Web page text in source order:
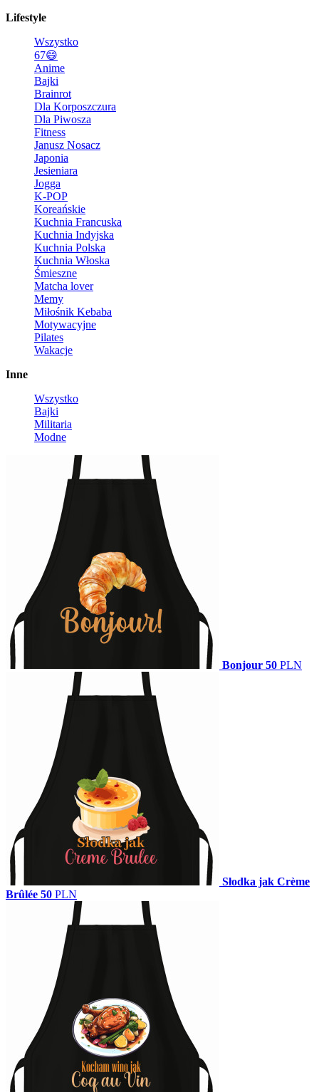
Lifestyle
Wszystko
67😄
Anime
Bajki
Brainrot
Dla Korposzczura
Dla Piwosza
Fitness
Janusz Nosacz
Japonia
Jesieniara
Jogga
K-POP
Koreańskie
Kuchnia Francuska
Kuchnia Indyjska
Kuchnia Polska
Kuchnia Włoska
Śmieszne
Matcha lover
Memy
Miłośnik Kebaba
Motywacyjne
Pilates
Wakacje
Inne
Wszystko
Bajki
Militaria
Modne
Bonjour 50 PLN
Słodka jak Crème
Brûlée 50 PLN